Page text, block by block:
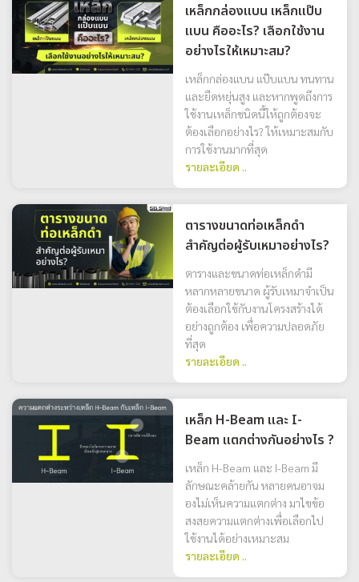
เหล็กกล่องแบน เหล็กแป๊บ
แบน คืออะไร? เลือกใช้งาน
อย่างไรให้เหมาะสม?
เหล็กกล่องแบน แป๊บแบน ทนทาน
และยืดหยุ่นสูง และหากพูดถึงการ
ใช้งานเหล็กชนิดนี้ให้ถูกต้องจะ
ต้องเลือกอย่างไร? ให้เหมาะสมกับ
การใช้งานมากที่สุด
รายละเอียด ..
ตารางขนาดท่อเหล็กดำ
สำคัญต่อผู้รับเหมาอย่างไร?
ตารางและขนาดท่อเหล็กดำมี
หลากหลายขนาด ผู้รับเหมาจำเป็น
ต้องเลือกใช้กับงานโครงสร้างได้
อย่างถูกต้อง เพื่อความปลอดภัย
ที่สุด
รายละเอียด ..
เหล็ก H-Beam และ I-
Beam แตกต่างกันอย่างไร ?
เหล็ก H-Beam และ I-Beam มี
ลักษณะคล้ายกัน หลายคนอาจม
องไม่เห็นความแตกต่าง มาไขข้อ
สงสยความแตกต่างเพื่อเลือกไป
ใช้งานได้อย่างเหมาะสม
รายละเอียด ..